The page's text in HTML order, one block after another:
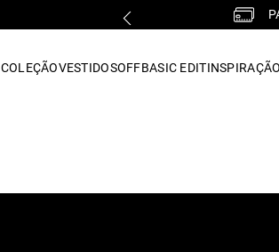
COLEÇÃOVESTIDOSOFFBASIC EDITINSPIRAÇÃO